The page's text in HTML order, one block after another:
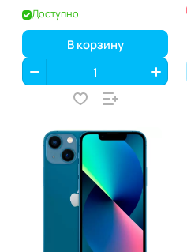
Доступно
В корзину